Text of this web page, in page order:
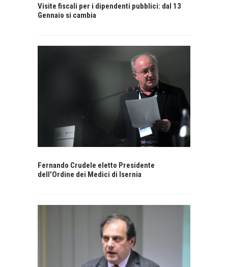
Visite fiscali per i dipendenti pubblici: dal 13
Gennaio si cambia
Fernando Crudele eletto Presidente
dell'Ordine dei Medici di Isernia